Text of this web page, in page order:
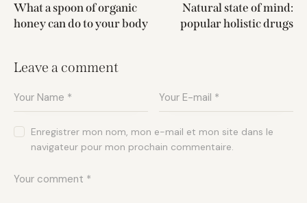
What a spoon of organic
honey can do to your body
Natural state of mind:
popular holistic drugs
Leave a comment
Enregistrer mon nom, mon e-mail et mon site dans le
navigateur pour mon prochain commentaire.